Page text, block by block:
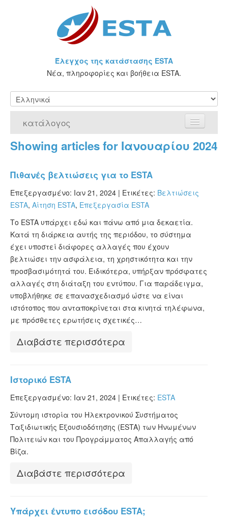
Έλεγχος της κατάστασης ESTA
Νέα, πληροφορίες και βοήθεια ESTA.
κατάλογος
Αρχική Σελίδα
Τι είναι η άδεια ESTA;
VWP
ESTA Κατάσταση
ESTA άρθρα
Showing articles for Ιανουαρίου 2024
Πιθανές βελτιώσεις για το ESTA
Επεξεργασμένο: Ιαν 21, 2024 | Ετικέτες: Βελτιώσεις
ESTA, Αίτηση ESTA, Επεξεργασία ESTA
Το ESTA υπάρχει εδώ και πάνω από μια δεκαετία.
Κατά τη διάρκεια αυτής της περιόδου, το σύστημα
έχει υποστεί διάφορες αλλαγές που έχουν
βελτιώσει την ασφάλεια, τη χρηστικότητα και την
προσβασιμότητά του. Ειδικότερα, υπήρξαν πρόσφατες
αλλαγές στη διάταξη του εντύπου. Για παράδειγμα,
υποβλήθηκε σε επανασχεδιασμό ώστε να είναι
ιστότοπος που ανταποκρίνεται στα κινητά τηλέφωνα,
με πρόσθετες ερωτήσεις σχετικές…
Διαβάστε περισσότερα
Ιστορικό ESTA
Επεξεργασμένο: Ιαν 21, 2024 | Ετικέτες: ESTA
Σύντομη ιστορία του Ηλεκτρονικού Συστήματος
Ταξιδιωτικής Εξουσιοδότησης (ESTA) των Ηνωμένων
Πολιτειών και του Προγράμματος Απαλλαγής από
Βίζα.
Διαβάστε περισσότερα
Υπάρχει έντυπο εισόδου ESTA;